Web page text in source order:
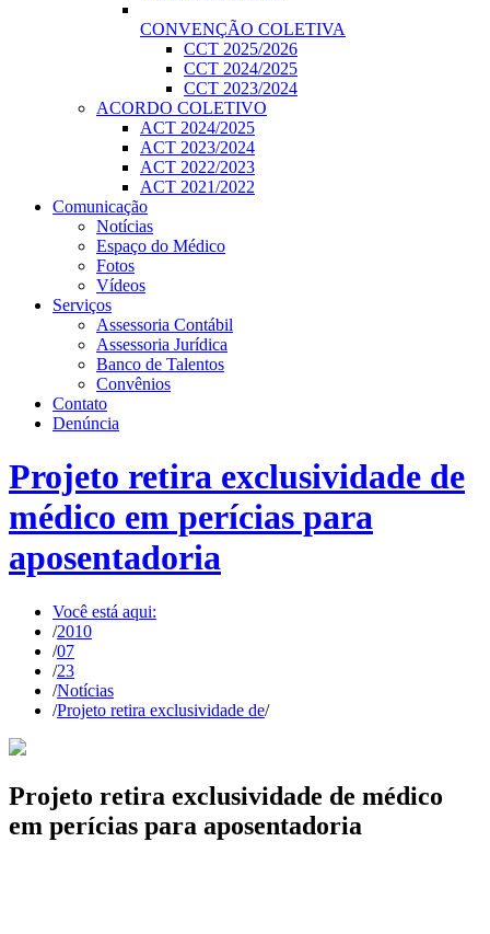
CONVENÇÃO COLETIVA
CCT 2025/2026
CCT 2024/2025
CCT 2023/2024
ACORDO COLETIVO
ACT 2024/2025
ACT 2023/2024
ACT 2022/2023
ACT 2021/2022
Comunicação
Notícias
Espaço do Médico
Fotos
Vídeos
Serviços
Assessoria Contábil
Assessoria Jurídica
Banco de Talentos
Convênios
Contato
Denúncia
Projeto retira exclusividade de
médico em perícias para
aposentadoria
Você está aqui:
/2010
/07
/23
/Notícias
/Projeto retira exclusividade de/
Projeto retira exclusividade de médico
em perícias para aposentadoria